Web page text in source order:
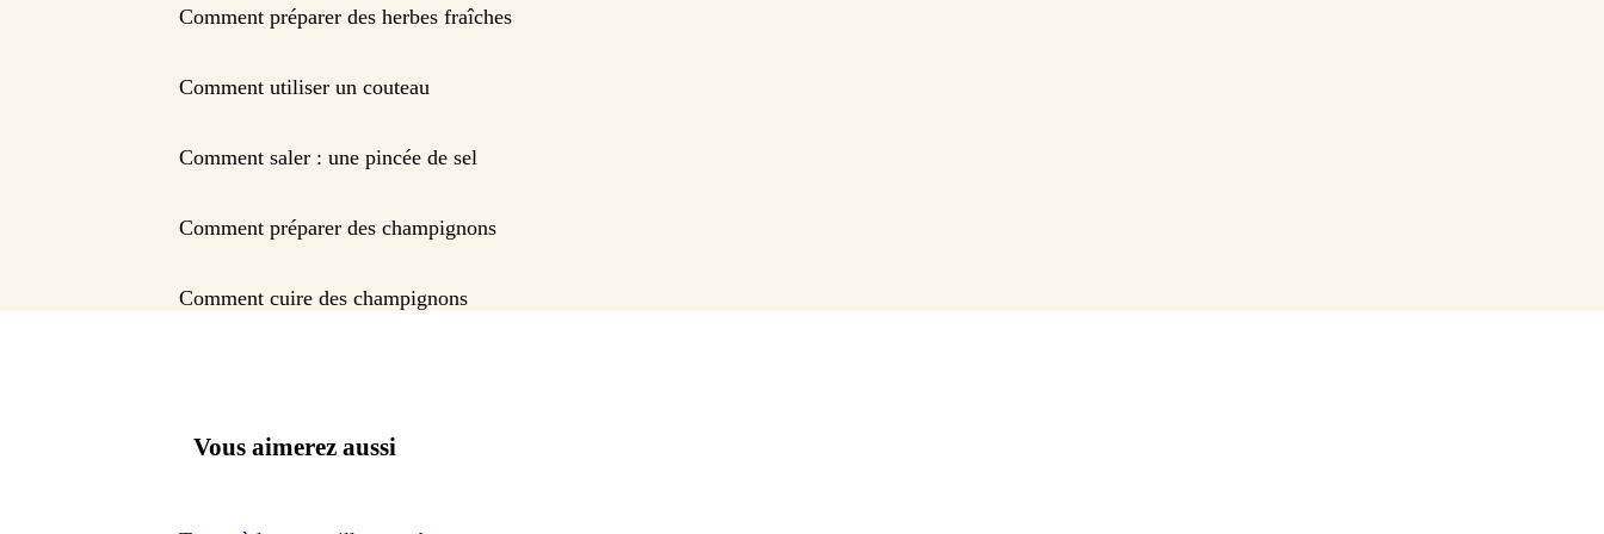
Comment préparer des herbes fraîches
Comment utiliser un couteau
Comment saler : une pincée de sel
Comment préparer des champignons
Comment cuire des champignons
Vous aimerez aussi